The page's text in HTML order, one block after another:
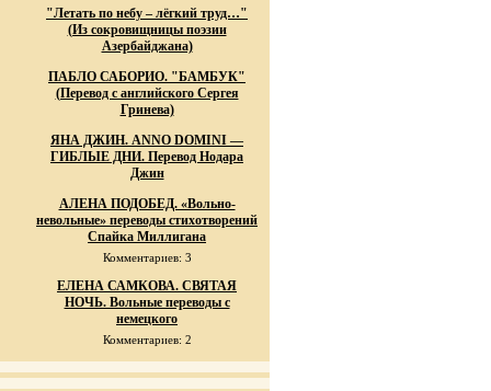
"Летать по небу – лёгкий труд…"
(Из сокровищницы поэзии
Азербайджана)
ПАБЛО САБОРИО. "БАМБУК"
(Перевод с английского Сергея
Гринева)
ЯНА ДЖИН. ANNO DOMINI —
ГИБЛЫЕ ДНИ. Перевод Нодара
Джин
АЛЕНА ПОДОБЕД. «Вольно-
невольные» переводы стихотворений
Спайка Миллигана
Комментариев: 3
ЕЛЕНА САМКОВА. СВЯТАЯ
НОЧЬ. Вольные переводы с
немецкого
Комментариев: 2